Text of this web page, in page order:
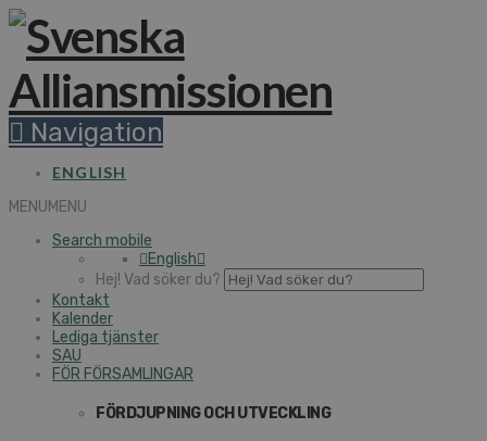
Navigation
ENGLISH
MENUMENU
Search mobile
English
Hej! Vad söker du?
Kontakt
Kalender
Lediga tjänster
SAU
FÖR FÖRSAMLINGAR
FÖRDJUPNING OCH UTVECKLING